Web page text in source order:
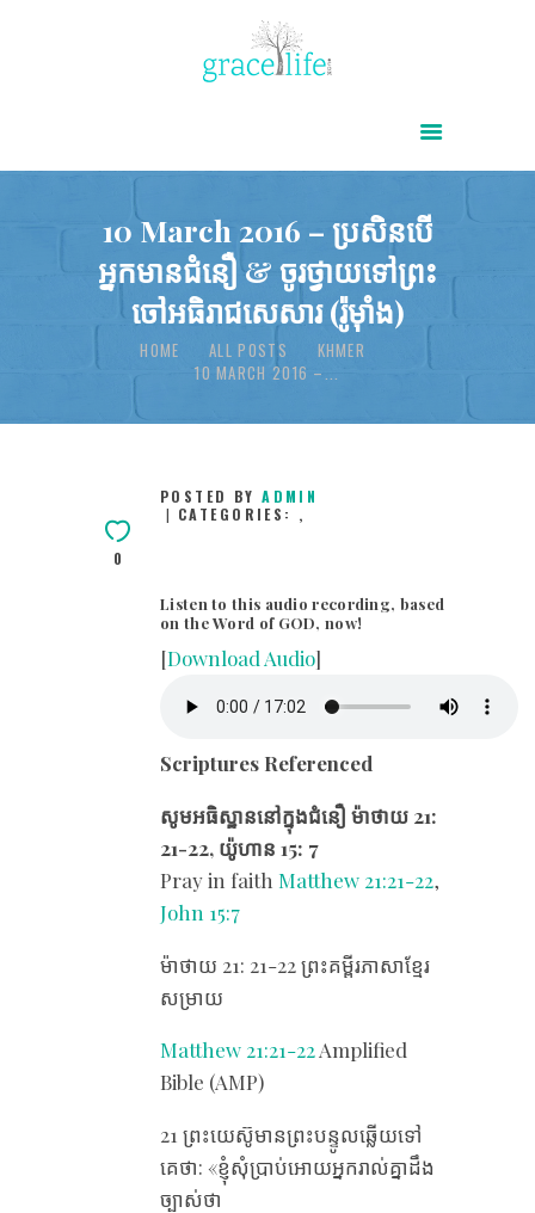
10 March 2016 – ប្រសិនបើ
អ្នកមានជំនឿ & ចូរថ្វាយទៅព្រះ
ចៅអធិរាជសេសារ (រ៉ូម៉ាំង)
HOME ALL POSTS
KHMER
10 MARCH 2016 –...
POWER OF CHRIST DAILY
FREE RESOURCES
0
POSTED BYADMIN
CATEGORIES: ,
Listen to this audio recording, based
on the Word of GOD, now!
[Download Audio]
Scriptures Referenced
សូមអធិស្ឋាននៅក្នុងជំនឿ ម៉ាថាយ 21:
21-22, យ៉ូហាន 15: 7
Pray in faith Matthew 21:21-22,
John 15:7
ម៉ាថាយ 21: 21-22 ព្រះគម្ពីរភាសាខ្មែរ
សម្រាយ
Matthew 21:21-22Amplified
Bible (AMP)
21 ព្រះយេស៊ូមានព្រះបន្ទូលឆ្លើយទៅ
គេថា: «ខ្ញុំសុំប្រាប់អោយអ្នករាល់គ្នាដឹង
ច្បាស់ថា